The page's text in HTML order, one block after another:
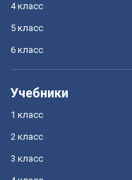
4 класс
5 класс
6 класс
Учебники
1 класс
2 класс
3 класс